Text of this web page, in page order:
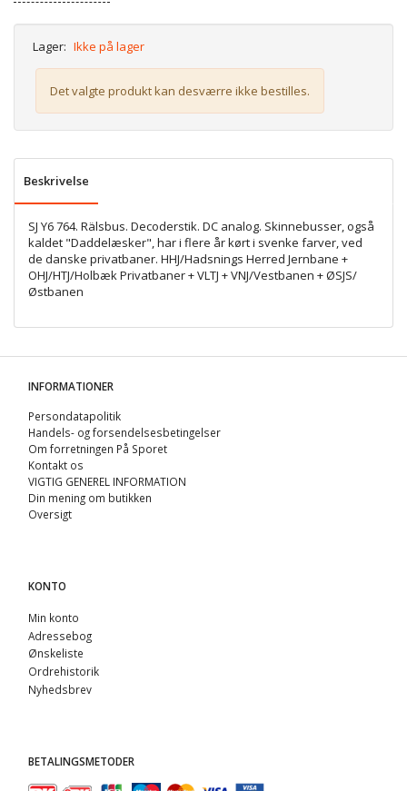
Lager: Ikke på lager
Det valgte produkt kan desværre ikke bestilles.
Beskrivelse
SJ Y6 764. Rälsbus. Decoderstik. DC analog. Skinnebusser, også
kaldet "Daddelæsker", har i flere år kørt i svenke farver, ved
de danske privatbaner. HHJ/Hadsnings Herred Jernbane +
OHJ/HTJ/Holbæk Privatbaner + VLTJ + VNJ/Vestbanen + ØSJS/
Østbanen
INFORMATIONER
Persondatapolitik
Handels- og forsendelsesbetingelser
Om forretningen På Sporet
Kontakt os
VIGTIG GENEREL INFORMATION
Din mening om butikken
Oversigt
KONTO
Min konto
Adressebog
Ønskeliste
Ordrehistorik
Nyhedsbrev
BETALINGSMETODER